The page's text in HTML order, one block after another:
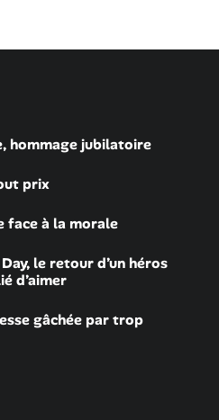
hommage jubilatoire
prix
face à la morale
le retour d’un héros
d’aimer
gâchée par trop